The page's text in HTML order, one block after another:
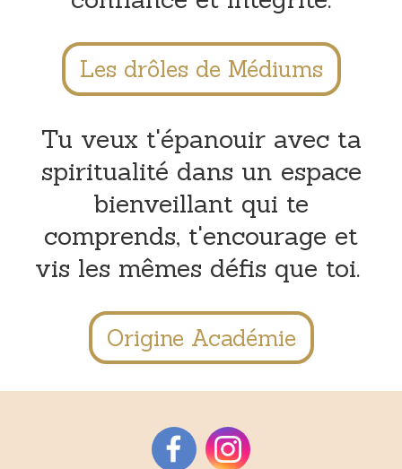
Les drôles de Médiums
Tu veux t'épanouir avec ta
spiritualité dans un espace
bienveillant qui te
comprends, t'encourage et
vis les mêmes défis que toi.
Origine Académie